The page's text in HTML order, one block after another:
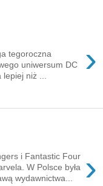
›
tegoroczna
uniwersum DC
niż ...
›
i Fantastic Four
W Polsce była
wydawnictwa...